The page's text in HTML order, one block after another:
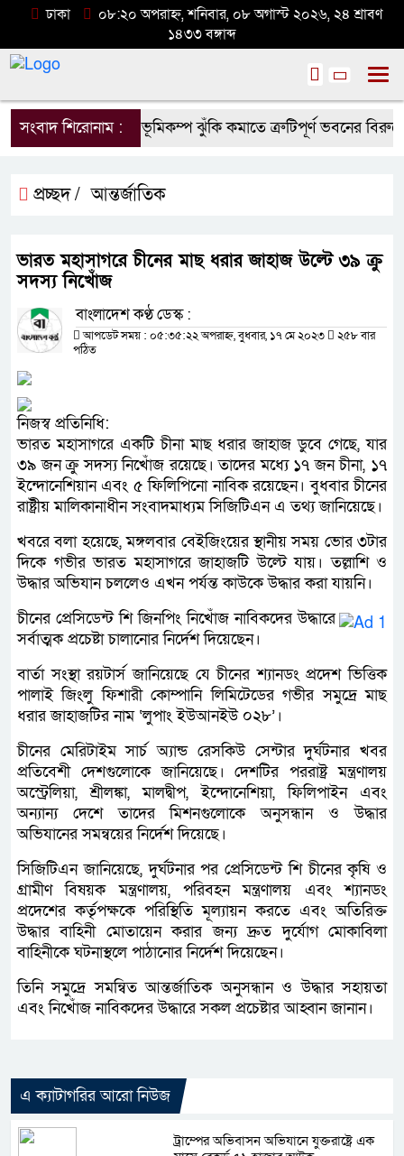
ঢাকা
০৮:২০ অপরাহ্ন, শনিবার, ০৮ অগাস্ট ২০২৬, ২৪ শ্রাবণ
১৪৩৩ বঙ্গাব্দ
সংবাদ শিরোনাম : ভূমিকম্প ঝুঁকি কমাতে ত্রুটিপূর্ণ ভবনের বিরুদ্ধে
প্রচ্ছদ / আন্তর্জাতিক
ভারত মহাসাগরে চীনের মাছ ধরার জাহাজ উল্টে ৩৯ ক্রু
সদস্য নিখোঁজ
বাংলাদেশ কণ্ঠ ডেস্ক :
আপডেট সময় : ০৫:৩৫:২২ অপরাহ্ন, বুধবার, ১৭ মে ২০২৩
২৫৮ বার
পঠিত
নিজস্ব প্রতিনিধি:
ভারত মহাসাগরে একটি চীনা মাছ ধরার জাহাজ ডুবে গেছে, যার
৩৯ জন ক্রু সদস্য নিখোঁজ রয়েছে। তাদের মধ্যে ১৭ জন চীনা, ১৭
ইন্দোনেশিয়ান এবং ৫ ফিলিপিনো নাবিক রয়েছেন। বুধবার চীনের
রাষ্ট্রীয় মালিকানাধীন সংবাদমাধ্যম সিজিটিএন এ তথ্য জানিয়েছে।
খবরে বলা হয়েছে, মঙ্গলবার বেইজিংয়ের স্থানীয় সময় ভোর ৩টার
দিকে গভীর ভারত মহাসাগরে জাহাজটি উল্টে যায়। তল্লাশি ও
উদ্ধার অভিযান চললেও এখন পর্যন্ত কাউকে উদ্ধার করা যায়নি।
চীনের প্রেসিডেন্ট শি জিনপিং নিখোঁজ নাবিকদের উদ্ধারে
সর্বাত্মক প্রচেষ্টা চালানোর নির্দেশ দিয়েছেন।
বার্তা সংস্থা রয়টার্স জানিয়েছে যে চীনের শ্যানডং প্রদেশ ভিত্তিক
পালাই জিংলু ফিশারী কোম্পানি লিমিটেডের গভীর সমুদ্রে মাছ
ধরার জাহাজটির নাম ‘লুপাং ইউআনইউ ০২৮’।
চীনের মেরিটাইম সার্চ অ্যান্ড রেসকিউ সেন্টার দুর্ঘটনার খবর
প্রতিবেশী দেশগুলোকে জানিয়েছে। দেশটির পররাষ্ট্র মন্ত্রণালয়
অস্ট্রেলিয়া, শ্রীলঙ্কা, মালদ্বীপ, ইন্দোনেশিয়া, ফিলিপাইন এবং
অন্যান্য দেশে তাদের মিশনগুলোকে অনুসন্ধান ও উদ্ধার
অভিযানের সমন্বয়ের নির্দেশ দিয়েছে।
সিজিটিএন জানিয়েছে, দুর্ঘটনার পর প্রেসিডেন্ট শি চীনের কৃষি ও
গ্রামীণ বিষয়ক মন্ত্রণালয়, পরিবহন মন্ত্রণালয় এবং শ্যানডং
প্রদেশের কর্তৃপক্ষকে পরিস্থিতি মূল্যায়ন করতে এবং অতিরিক্ত
উদ্ধার বাহিনী মোতায়েন করার জন্য দ্রুত দুর্যোগ মোকাবিলা
বাহিনীকে ঘটনাস্থলে পাঠানোর নির্দেশ দিয়েছেন।
তিনি সমুদ্রে সমন্বিত আন্তর্জাতিক অনুসন্ধান ও উদ্ধার সহায়তা
এবং নিখোঁজ নাবিকদের উদ্ধারে সকল প্রচেষ্টার আহ্বান জানান।
এ ক্যাটাগরির আরো নিউজ
ট্রাম্পের অভিবাসন অভিযানে যুক্তরাষ্ট্রে এক